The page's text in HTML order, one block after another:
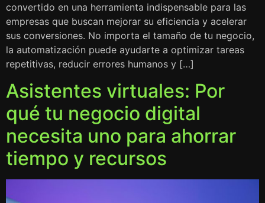
convertido en una herramienta indispensable para las
empresas que buscan mejorar su eficiencia y acelerar
sus conversiones. No importa el tamaño de tu negocio,
la automatización puede ayudarte a optimizar tareas
repetitivas, reducir errores humanos y […]
Asistentes virtuales: Por
qué tu negocio digital
necesita uno para ahorrar
tiempo y recursos